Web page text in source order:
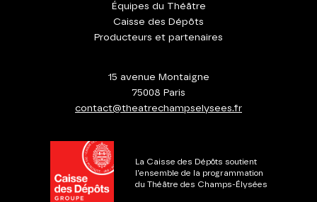
Équipes du Théâtre
Caisse des Dépôts
Producteurs et partenaires
15 avenue Montaigne
75008 Paris
contact@theatrechampselysees.fr
La Caisse des Dépôts soutient
l'ensemble de la programmation
du Théâtre des Champs-Élysées